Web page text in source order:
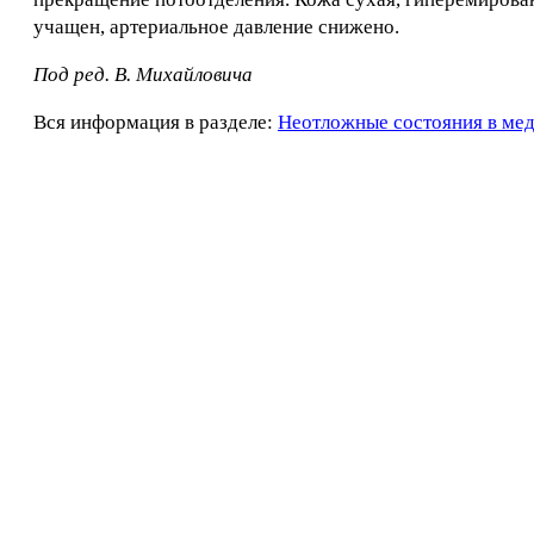
учащен, артериальное давление снижено.
Под ред. В. Михайловича
Вся информация в разделе: Неотложные состояния в